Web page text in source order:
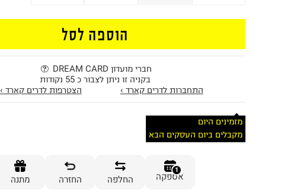
הוספה לסל
חברי מועדון DREAM CARD
בקניה זו ניתן לצבור כ 55 נקודות
התחברות לדרים קארד ›
הצטרפות לדרים קארד ›
מזמינים היום
מקבלים ביום העסקים הבא
1
אספקה החלפה החזרה מתנה